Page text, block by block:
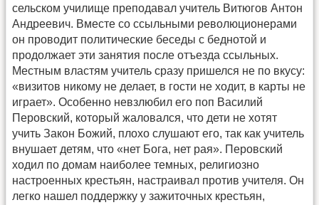
сельском училище преподавал учитель Витюгов Антон
Андреевич. Вместе со ссыльными революционерами
он проводит политические беседы с беднотой и
продолжает эти занятия после отъезда ссыльных.
Местным властям учитель сразу пришелся не по вкусу:
«визитов никому не делает, в гости не ходит, в карты не
играет». Особенно невзлюбил его поп Василий
Перовский, который жаловался, что дети не хотят
учить Закон Божий, плохо слушают его, так как учитель
внушает детям, что «нет Бога, нет рая». Перовский
ходил по домам наиболее темных, религиозно
настроенных крестьян, настраивал против учителя. Он
легко нашел поддержку у зажиточных крестьян,